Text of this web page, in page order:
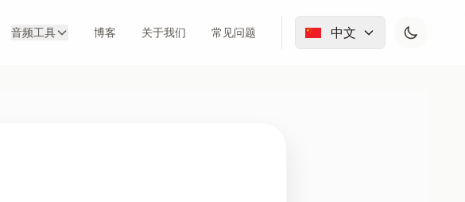
音频工具 博客 关于我们 常见问题 中文